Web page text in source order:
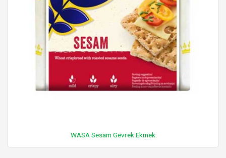
WASA Sesam Gevrek Ekmek